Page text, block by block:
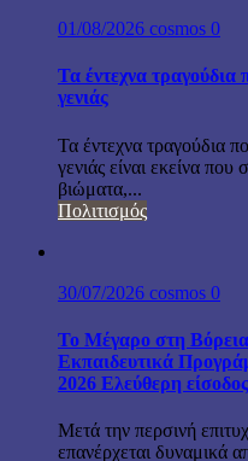
01/08/2026 cosmos 0
Τα έντεχνα τραγούδια
γενιάς
Τα έντεχνα τραγούδια
γενιάς είναι εκείνα
βιώματα,...
Πολιτισμός
30/07/2026 cosmos 0
Το Μέγαρο στη
Εκπαιδευτικά
2026 Ελεύθερη
Μετά την περσινή
επανέρχεται δυναμικά